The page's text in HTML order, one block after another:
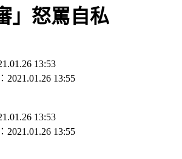
」怒罵自私
13:53
2021.01.26 13:55
13:53
2021.01.26 13:55